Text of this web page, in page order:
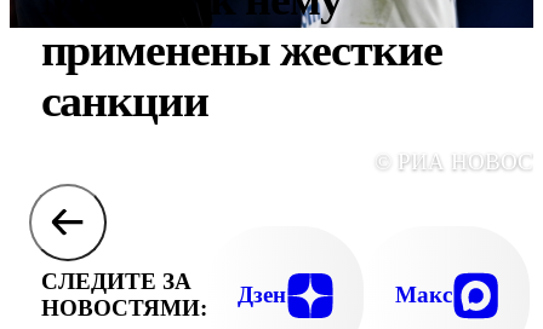
применены жесткие
санкции
© РИА
СЛЕДИТЕ ЗА
НОВОСТЯМИ:
Дзен Макс